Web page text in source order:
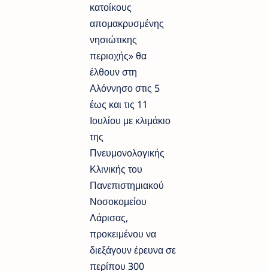
κατοίκους
απομακρυσμένης
νησιώτικης
περιοχής» θα
έλθουν στη
Αλόννησο στις 5
έως και τις 11
Ιουλίου με κλιμάκιο
της
Πνευμονολογικής
Κλινικής του
Πανεπιστημιακού
Νοσοκομείου
Λάρισας,
προκειμένου να
διεξάγουν έρευνα σε
περίπου 300